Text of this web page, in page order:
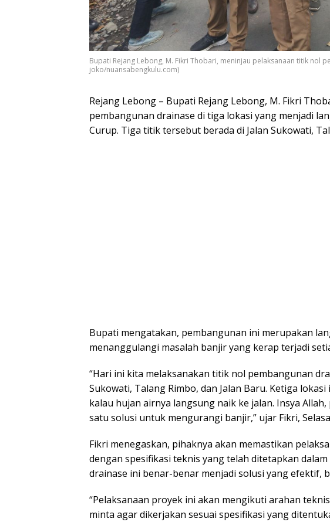
Bupati Rejang Lebong, M. Fikri Thobari, meninjau pelaksanaan titik nol
joko/nuansabengkulu.com)
Rejang Lebong – Bupati Rejang Lebong, M. Fikri
pembangunan drainase di tiga lokasi yang menjadi
Curup. Tiga titik tersebut berada di Jalan Sukowati,
Bupati mengatakan, pembangunan ini merupakan
menanggulangi masalah banjir yang kerap terjadi
“Hari ini kita melaksanakan titik nol pembangunan
Sukowati, Talang Rimbo, dan Jalan Baru. Ketiga
kalau hujan airnya langsung naik ke jalan. Insya
satu solusi untuk mengurangi banjir,” ujar Fikri,
Fikri menegaskan, pihaknya akan memastikan
dengan spesifikasi teknis yang telah ditetapkan
drainase ini benar-benar menjadi solusi yang efektif,
“Pelaksanaan proyek ini akan mengikuti arahan
minta agar dikerjakan sesuai spesifikasi yang